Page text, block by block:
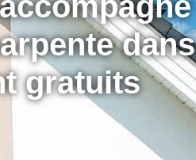
dans
gratuits